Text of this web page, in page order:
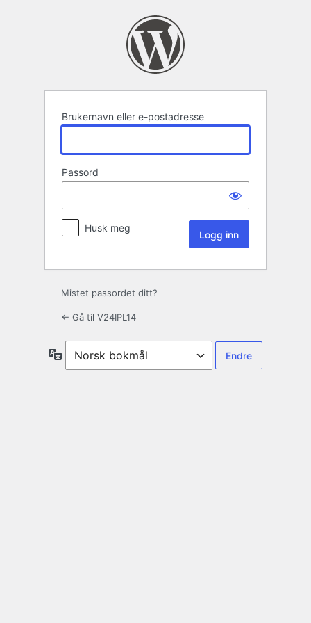
Brukernavn eller e-postadresse
Passord
Husk meg
Mistet passordet ditt?
← Gå til V24IPL14
Språk